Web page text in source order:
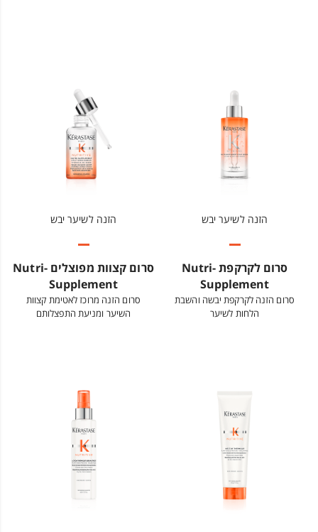
הזנה לשיער יבש
סרום לקרקפת Nutri-
Supplement
סרום הזנה לקרקפת יבשה והשבת
הלחות לשיער
הזנה לשיער יבש
סרום קצוות מפוצלים Nutri-
Supplement
סרום הזנה מרוכז לאטימת קצוות
השיער ומניעת התפצלותם